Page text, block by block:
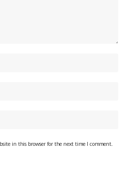
in this browser for the next time I comment.